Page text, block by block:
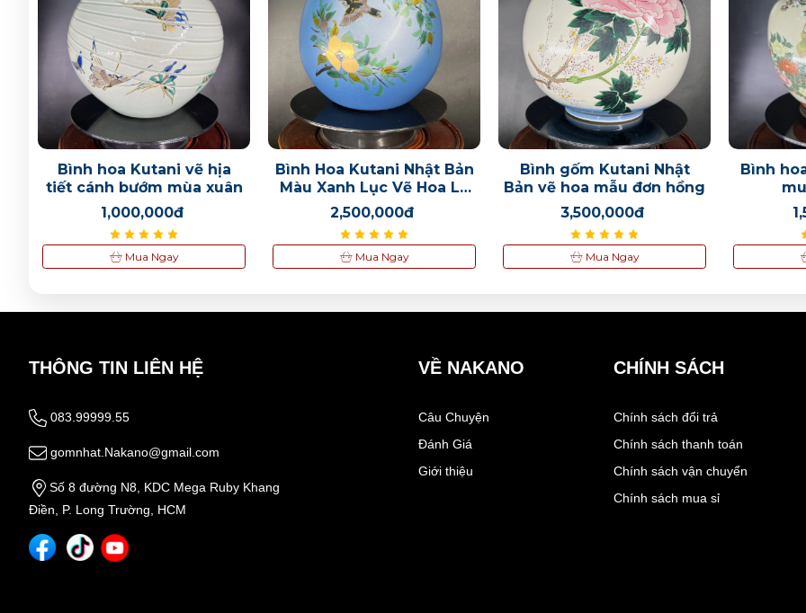
Bình hoa Kutani vẽ hịa
tiết cánh bướm mùa xuân
1,000,000đ
Mua Ngay
Bình Hoa Kutani Nhật Bản
Màu Xanh Lục Vẽ Hoa Lá
Chim Muông – Sự Tinh Tế
Và Thanh Lịch
2,500,000đ
Mua Ngay
Bình gốm Kutani Nhật
Bản vẽ hoa mẫu đơn hồng
3,500,000đ
Mua Ngay
Bình
THÔNG TIN LIÊN HỆ
083.99999.55
gomnhat.Nakano@gmail.com
Số 8 đường N8, KDC Mega Ruby Khang
Điền, P. Long Trường, HCM
VỀ NAKANO
Câu Chuyện
Đánh Giá
Giới thiệu
CHÍNH SÁCH
Chính sách đổi trả
Chính sách thanh toán
Chính sách vận chuyển
Chính sách mua sỉ